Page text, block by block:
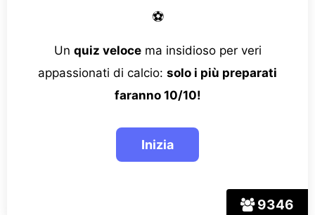
9346
⚽
Un quiz velocema insidioso per veri
appassionati di calcio: solo i più preparati
faranno 10/10!